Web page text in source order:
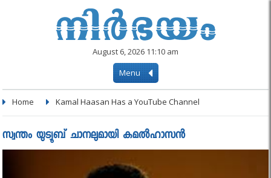
August 6, 2026 11:10 am
Menu
Home Kamal Haasan Has a YouTube Channel
സ്വന്തം യുട്യൂബ് ചാനലുമായി കമൽഹാസൻ